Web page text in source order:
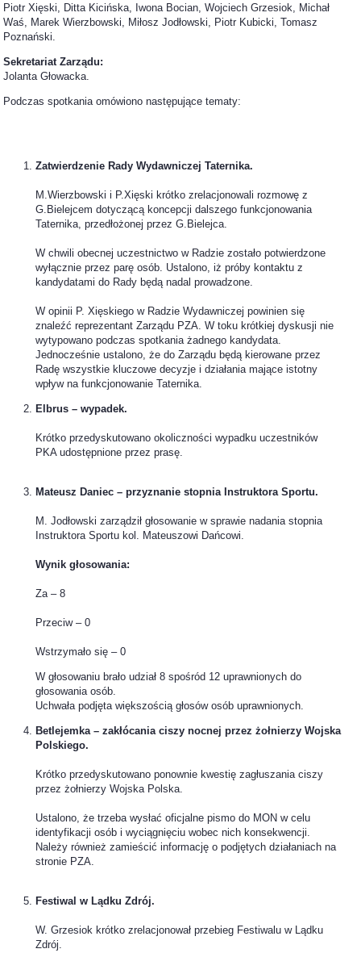
Piotr Xięski, Ditta Kicińska, Iwona Bocian, Wojciech Grzesiok, Michał
Waś, Marek Wierzbowski, Miłosz Jodłowski, Piotr Kubicki, Tomasz
Poznański.
Sekretariat Zarządu:
Jolanta Głowacka.
Podczas spotkania omówiono następujące tematy:
Zatwierdzenie Rady Wydawniczej Taternika.
M.Wierzbowski i P.Xięski krótko zrelacjonowali rozmowę z
G.Bielejcem dotyczącą koncepcji dalszego funkcjonowania
Taternika, przedłożonej przez G.Bielejca.
W chwili obecnej uczestnictwo w Radzie zostało potwierdzone
wyłącznie przez parę osób. Ustalono, iż próby kontaktu z
kandydatami do Rady będą nadal prowadzone.
W opinii P. Xięskiego w Radzie Wydawniczej powinien się
znaleźć reprezentant Zarządu PZA. W toku krótkiej dyskusji nie
wytypowano podczas spotkania żadnego kandydata.
Jednocześnie ustalono, że do Zarządu będą kierowane przez
Radę wszystkie kluczowe decyzje i działania mające istotny
wpływ na funkcjonowanie Taternika.
Elbrus – wypadek.
Krótko przedyskutowano okoliczności wypadku uczestników
PKA udostępnione przez prasę.
Mateusz Daniec – przyznanie stopnia Instruktora Sportu.
M. Jodłowski zarządził głosowanie w sprawie nadania stopnia
Instruktora Sportu kol. Mateuszowi Dańcowi.
Wynik głosowania:
Za – 8
Przeciw – 0
Wstrzymało się – 0
W głosowaniu brało udział 8 spośród 12 uprawnionych do
głosowania osób.
Uchwała podjęta większością głosów osób uprawnionych.
Betlejemka – zakłócania ciszy nocnej przez żołnierzy Wojska
Polskiego.
Krótko przedyskutowano ponownie kwestię zagłuszania ciszy
przez żołnierzy Wojska Polska.
Ustalono, że trzeba wysłać oficjalne pismo do MON w celu
identyfikacji osób i wyciągnięciu wobec nich konsekwencji.
Należy również zamieścić informację o podjętych działaniach na
stronie PZA.
Festiwal w Lądku Zdrój.
W. Grzesiok krótko zrelacjonował przebieg Festiwalu w Lądku
Zdrój.